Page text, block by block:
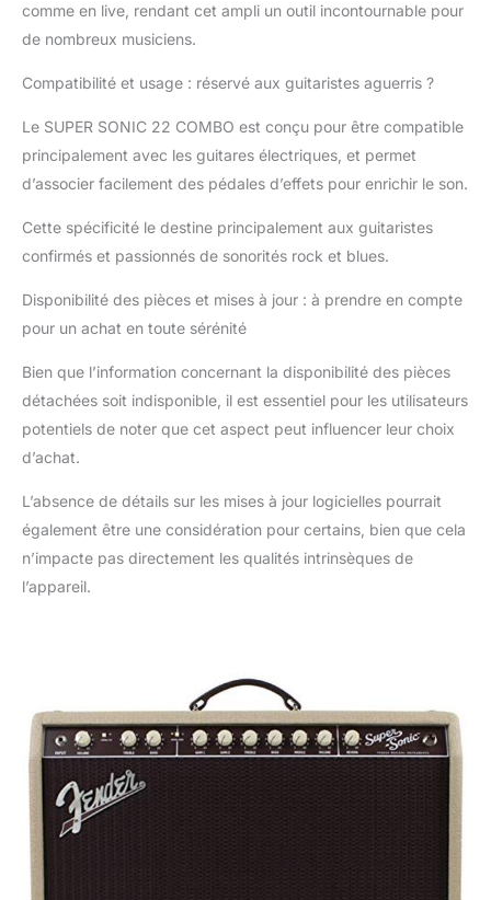
comme en live, rendant cet ampli un outil incontournable pour
de nombreux musiciens.
Compatibilité et usage : réservé aux guitaristes aguerris ?
Le SUPER SONIC 22 COMBO est conçu pour être compatible
principalement avec les guitares électriques, et permet
d’associer facilement des pédales d’effets pour enrichir le son.
Cette spécificité le destine principalement aux guitaristes
confirmés et passionnés de sonorités rock et blues.
Disponibilité des pièces et mises à jour : à prendre en compte
pour un achat en toute sérénité
Bien que l’information concernant la disponibilité des pièces
détachées soit indisponible, il est essentiel pour les utilisateurs
potentiels de noter que cet aspect peut influencer leur choix
d’achat.
L’absence de détails sur les mises à jour logicielles pourrait
également être une considération pour certains, bien que cela
n’impacte pas directement les qualités intrinsèques de
l’appareil.